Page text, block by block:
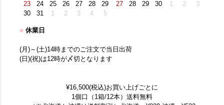
23
24 25 26 27 28
29
30
31 1 2 3 4 5
27
28 29 30 1 2 3
■ 休業日
(月)～(土)14時までのご注文で当日出荷
(日)(祝)は12時が〆切となります
¥16,500(税込)お買い上げごとに
1個口（1箱/12本）送料無料